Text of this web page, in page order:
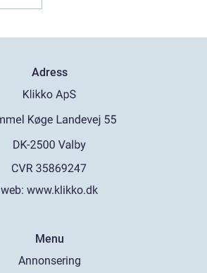
Adress
web: www.klikko.dk
Menu
Annonsering